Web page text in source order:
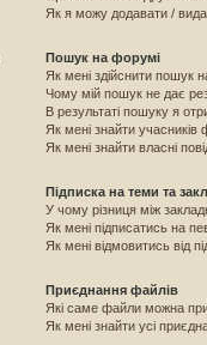
Як я можу додавати /
Пошук на форумі
Як мені здійснити пошук
Чому мій пошук не дає
В результаті пошуку я
Як мені знайти
Як мені знайти власні
Підписка на теми та
У чому різниця між
Як мені підписатись на
Як мені відмовитись від
Приєднання файлів
Які саме файли можна
Як мені знайти усі